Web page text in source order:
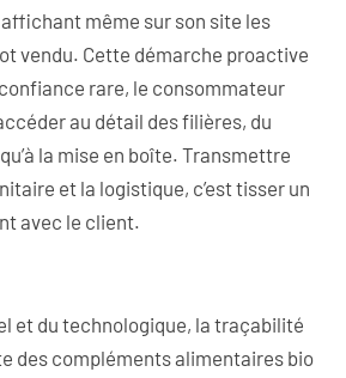
affichant même sur son site les
vendu. Cette démarche proactive
rare, le consommateur
au détail des filières, du
la mise en boîte. Transmettre
et la logistique, c’est tisser un
avec le client.
et du technologique, la traçabilité
des compléments alimentaires bio